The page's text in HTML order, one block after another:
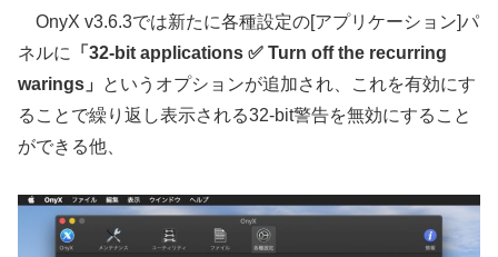
OnyX v3.6.3では新たに各種設定の[アプリケーション]パ
ネルに
「32-bit applications ✅ Turn off the recurring
warings」
というオプションが追加され、これを有効にす
ることで繰り返し表示される32-bit警告を無効にすること
ができる他、